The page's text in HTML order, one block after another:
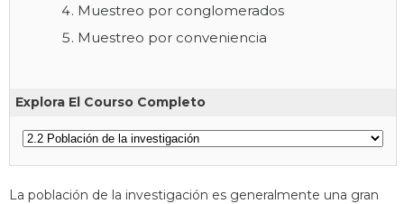
Muestreo por conglomerados
Muestreo por conveniencia
Explora El Courso Completo
La población de la investigación es generalmente una gran